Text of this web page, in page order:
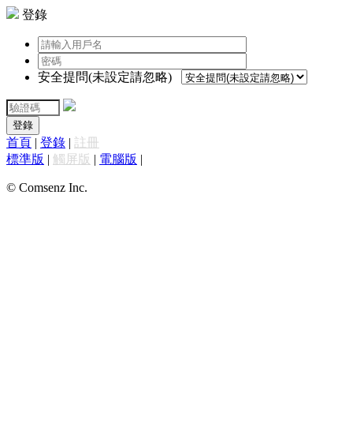
登錄
安全提問(未設定請忽略)
登錄
首頁 | 登錄 | 註冊
標準版 | 觸屏版 | 電腦版 |
© Comsenz Inc.